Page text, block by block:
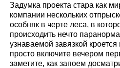
Задумка проекта стара как
компании нескольких
особняк в черте леса, в
происходить нечто
узнаваемой завязкой
просто включите вечером
заметите, как запоем